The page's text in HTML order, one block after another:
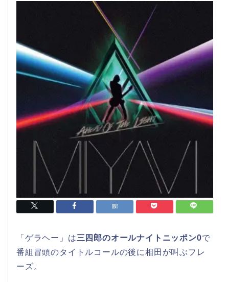
「ゲラヘー」は三四郎のオールナイトニッポン0で
番組冒頭のタイトルコールの後に相田が叫ぶフレ
ーズ。